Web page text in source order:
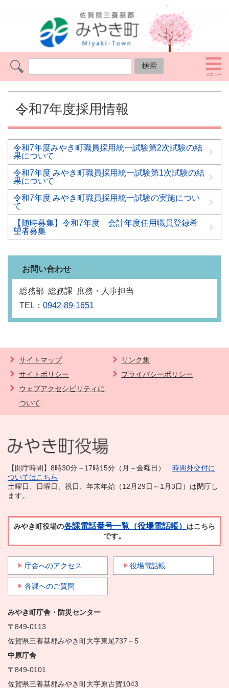
令和7年度採用情報
令和7年度みやき町職員採用統一試験第2次試験の結
果について
令和7年度 みやき町職員採用統一試験第1次試験の結
果について
令和7年度 みやき町職員採用統一試験の実施につい
て
【随時募集】令和7年度 会計年度任用職員登録希
望者募集
お問い合わせ
総務部 総務課 庶務・人事担当
TEL： 0942-89-1651
サイトマップ
リンク集
サイトポリシー
プライバシーポリシー
ウェブアクセシビリティに
ついて
【開庁時間】8時30分～17時15分（月～金曜日） 時間外交付に
ついてはこちら
土曜日、日曜日、祝日、年末年始（12月29日～1月3日）は閉庁し
ます。
みやき町役場の各課電話番号一覧（役場電話帳） はこちら
です。
庁舎へのアクセス 役場電話帳
各課へのご質問
みやき町庁舎・防災センター
〒849-0113
佐賀県三養基郡みやき町大字東尾737－5
中原庁舎
〒849-0101
佐賀県三養基郡みやき町大字原古賀1043